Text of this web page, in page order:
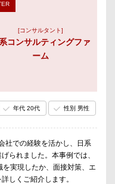
[コンサルタント]
コンサルティングファ
ーム
年代 20代 性別 男性
社での経験を活かし、日系
られました。本事例では、
を実現したか、面接対策、エ
しくご紹介します。